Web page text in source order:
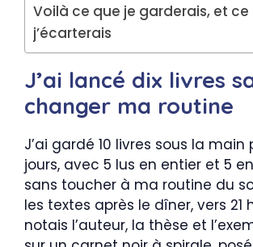
Voilà ce que je garderais, et ce
j’écarterais
J’ai lancé dix livres
changer ma routine
J’ai gardé 10 livres sous la main
jours, avec 5 lus en entier et 5
sans toucher à ma routine du
les textes après le dîner, vers 21
notais l’auteur, la thèse et